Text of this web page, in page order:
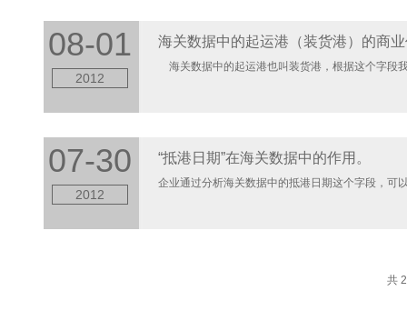
08-01
2012
海关数据中的起运港（装货港）的商
海关数据中的起运港也叫装货港，根据这个字段
07-30
2012
“抵港日期”在海关数据中的作用。
企业通过分析海关数据中的抵港日期这个字段，可
共